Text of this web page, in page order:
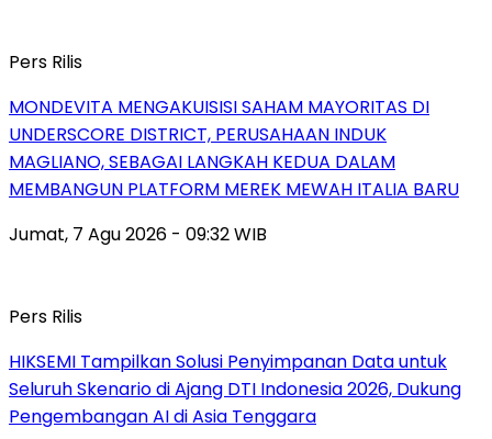
Pers Rilis
MONDEVITA MENGAKUISISI SAHAM MAYORITAS DI
UNDERSCORE DISTRICT, PERUSAHAAN INDUK
MAGLIANO, SEBAGAI LANGKAH KEDUA DALAM
MEMBANGUN PLATFORM MEREK MEWAH ITALIA BARU
Jumat, 7 Agu 2026 - 09:32 WIB
Pers Rilis
HIKSEMI Tampilkan Solusi Penyimpanan Data untuk
Seluruh Skenario di Ajang DTI Indonesia 2026, Dukung
Pengembangan AI di Asia Tenggara